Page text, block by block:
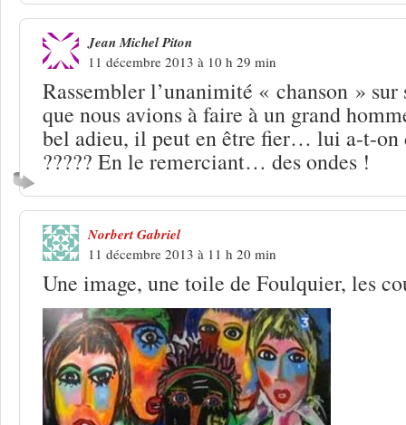
Jean Michel Piton
11 décembre 2013 à 10 h 29 min
Rassembler l’unanimité « chanson » sur
que nous avions à faire à un grand
bel adieu, il peut en être fier… lui a-t-on
????? En le remerciant… des ondes !
Norbert Gabriel
11 décembre 2013 à 11 h 20 min
Une image, une toile de Foulquier, les